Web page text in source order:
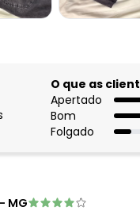
O que as
Apertado
Bom
Folgado
MG